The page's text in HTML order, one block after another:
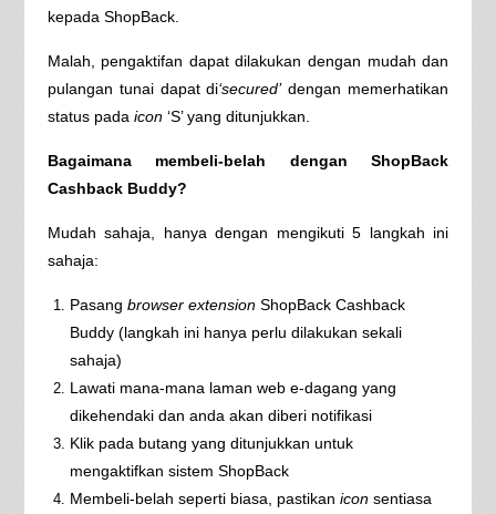
kepada ShopBack.
Malah, pengaktifan dapat dilakukan dengan mudah dan
pulangan tunai dapat di‘secured’dengan memerhatikan
status pada icon‘S’ yang ditunjukkan.
Bagaimana membeli-belah dengan ShopBack
Cashback Buddy?
Mudah sahaja, hanya dengan mengikuti 5 langkah ini
sahaja:
Pasang browser extensionShopBack Cashback
Buddy (langkah ini hanya perlu dilakukan sekali
sahaja)
Lawati mana-mana laman web e-dagang yang
dikehendaki dan anda akan diberi notifikasi
Klik pada butang yang ditunjukkan untuk
mengaktifkan sistem ShopBack
Membeli-belah seperti biasa, pastikan iconsentiasa